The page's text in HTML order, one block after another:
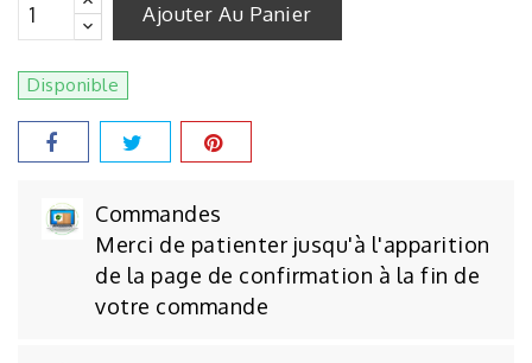
Ajouter Au Panier
Disponible
Commandes
Merci de patienter jusqu'à l'apparition
de la page de confirmation à la fin de
votre commande